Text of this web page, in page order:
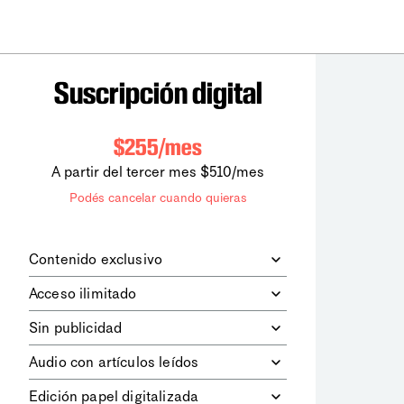
Suscripción digital
$255/mes
A partir del tercer mes $510/mes
Podés cancelar cuando quieras
Contenido exclusivo
digitales dela diaria
los contenidos de Le Monde
diplomatique.
Acceso ilimitado
contenidos.
Sin publicidad
publicitarios.
Audio con artículos leídos
Edición papel digitalizada